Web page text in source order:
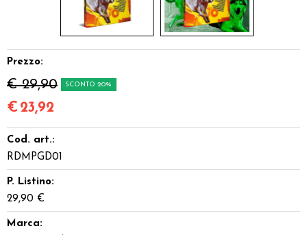
Prezzo:
€ 29,90 SCONTO 20%
€ 23,92
Cod. art.:
RDMPGD01
P. Listino:
29,90 €
Marca: